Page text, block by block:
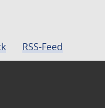
RSS-Feed